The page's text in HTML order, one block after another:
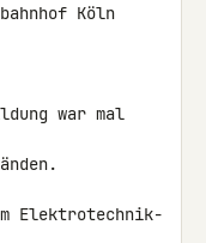
Köln
war mal
Elektrotechnik-